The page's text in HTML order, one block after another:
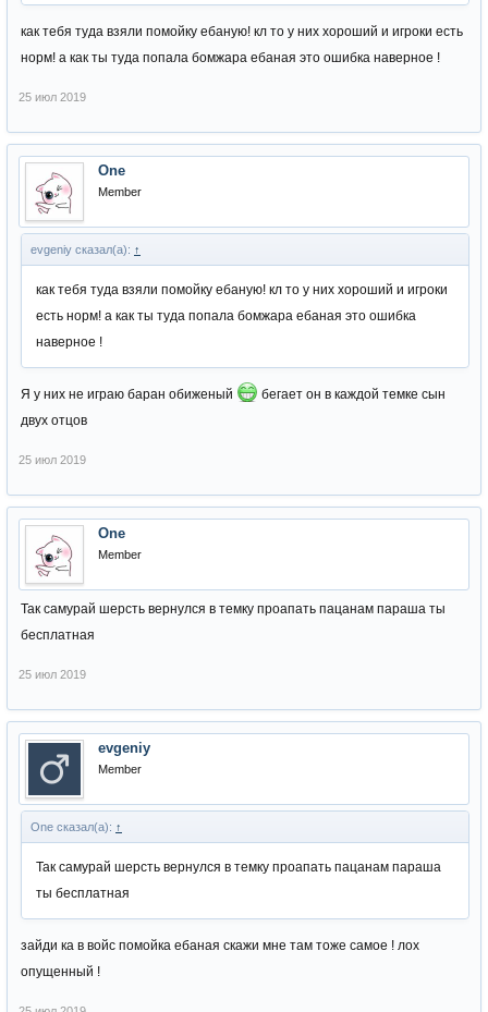
как тебя туда взяли помойку ебаную! кл то у них хороший и игроки есть
норм! а как ты туда попала бомжара ебаная это ошибка наверное !
25 июл 2019
One
Member
evgeniy сказал(а): ↑
как тебя туда взяли помойку ебаную! кл то у них хороший и игроки
есть норм! а как ты туда попала бомжара ебаная это ошибка
наверное !
Я у них не играю баран обиженый
бегает он в каждой темке сын
двух отцов
25 июл 2019
One
Member
Так самурай шерсть вернулся в темку проапать пацанам параша ты
бесплатная
25 июл 2019
evgeniy
Member
One сказал(а): ↑
Так самурай шерсть вернулся в темку проапать пацанам параша
ты бесплатная
зайди ка в войс помойка ебаная скажи мне там тоже самое ! лох
опущенный !